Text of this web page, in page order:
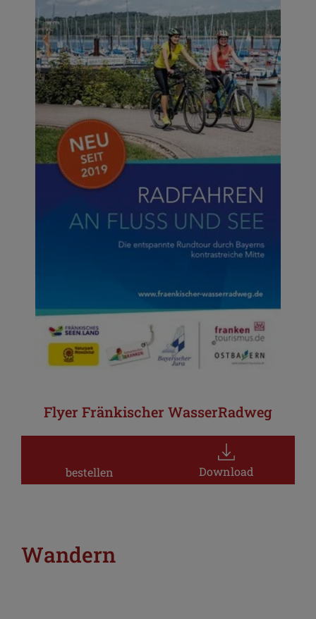
Flyer Fränkischer WasserRadweg
bestellen Download
Wandern